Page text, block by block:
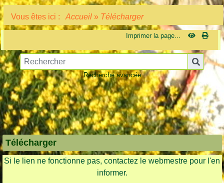
Vous êtes ici : Accueil » Télécharger
Imprimer la page...
Recherche avancée
Télécharger
Si le lien ne fonctionne pas, contactez le webmestre pour l'en
informer.